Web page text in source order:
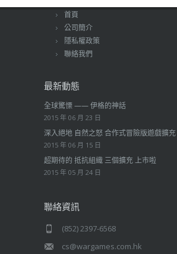
首頁
公司簡介
隱私權政策
聯絡我們
最新動態
全球驚慄 —— 伊格的神話
2015 年 06 月 23 日
深入絕地 自然之怒 合作式冒險版遊戲擴
2015 年 06 月 15 日
超期待的 抵抗組織 三個擴充 上市啦
2015 年 05 月 24 日
聯絡資訊
(852) 2397-6568
cs@wargames.com.hk